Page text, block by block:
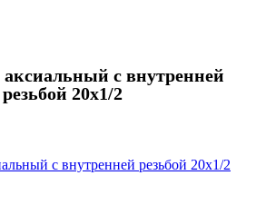
с внутренней
резьбой 20х1/2